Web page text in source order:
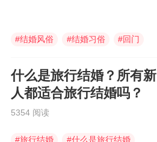
#结婚风俗 #结婚习俗 #回门
什么是旅行结婚？所有新
人都适合旅行结婚吗？
5354 阅读
#旅行结婚 #什么是旅行结婚